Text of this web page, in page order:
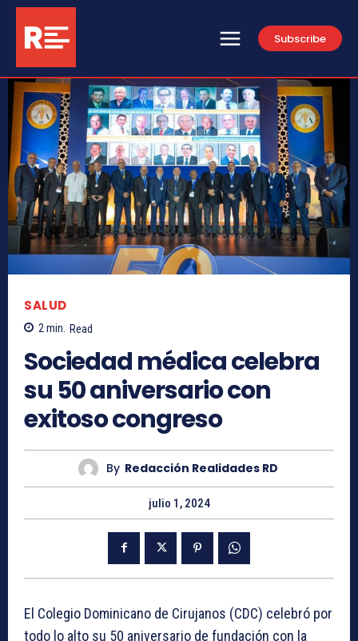
Subscribe
SALUD
2min. Read
Sociedad médica celebra
su 50 aniversario con
exitoso congreso
By Redacción Realidades RD
julio 1, 2024
El Colegio Dominicano de Cirujanos (CDC) celebró por
todo lo alto su 50 aniversario de fundación con la